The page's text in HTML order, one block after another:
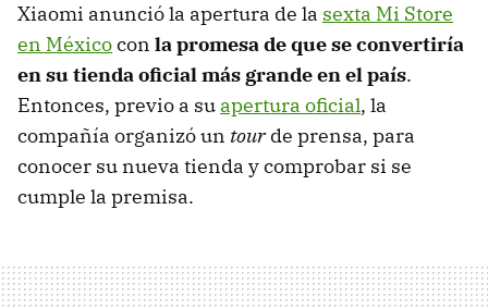
Xiaomi anunció la apertura de la sexta Mi Store
en Méxicocon la promesa de que se convertiría
en su tienda oficial más grande en el país.
Entonces, previo a su apertura oficial, la
compañía organizó un tourde prensa, para
conocer su nueva tienda y comprobar si se
cumple la premisa.